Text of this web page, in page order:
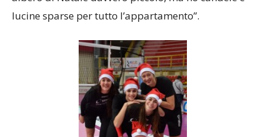
lucine sparse per tutto l’appartamento”.